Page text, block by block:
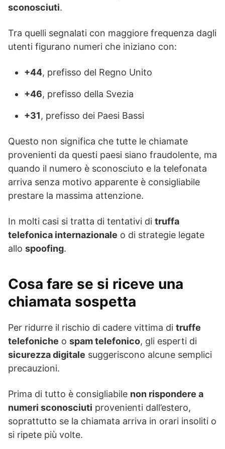
sconosciuti.
Tra quelli segnalati con maggiore frequenza dagli
utenti figurano numeri che iniziano con:
+44, prefisso del Regno Unito
+46, prefisso della Svezia
+31, prefisso dei Paesi Bassi
Questo non significa che tutte le chiamate
provenienti da questi paesi siano fraudolente, ma
quando il numero è sconosciuto e la telefonata
arriva senza motivo apparente è consigliabile
prestare la massima attenzione.
In molti casi si tratta di tentativi di truffa
telefonica internazionale o di strategie legate
allo spoofing.
Cosa fare se si riceve una
chiamata sospetta
Per ridurre il rischio di cadere vittima di truffe
telefoniche o spam telefonico, gli esperti di
sicurezza digitale suggeriscono alcune semplici
precauzioni.
Prima di tutto è consigliabile non rispondere a
numeri sconosciuti provenienti dall’estero,
soprattutto se la chiamata arriva in orari insoliti o
si ripete più volte.